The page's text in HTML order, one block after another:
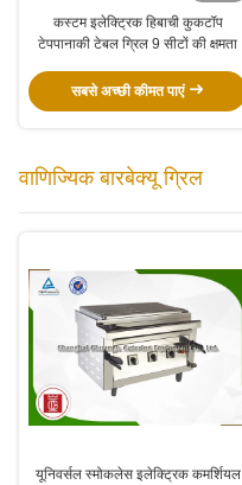
कस्टम इलेक्ट्रिक हिबाची कुकटॉप
टेपपानाकी टेबल ग्रिल 9 सीटों की क्षमता
सबसे अच्छी कीमत पाएं
वाणिज्यिक बारबेक्यू ग्रिल
यूनिवर्सल स्मोकलेस इलेक्ट्रिक कमर्शियल